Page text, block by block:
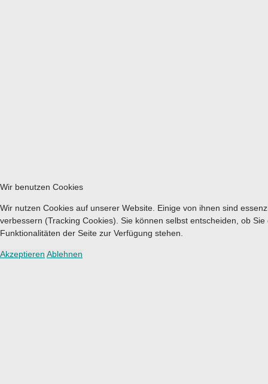
Wir benutzen Cookies
Wir nutzen Cookies auf unserer Website. Einige von ihnen sind
verbessern (Tracking Cookies). Sie können selbst entscheiden, ob
Funktionalitäten der Seite zur Verfügung stehen.
Akzeptieren Ablehnen